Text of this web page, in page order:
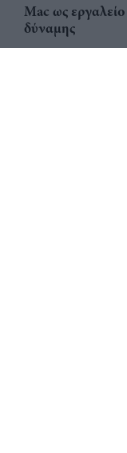
Mac ως
δύναμης